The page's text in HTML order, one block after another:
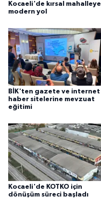
Kocaeli'de kırsal mahalleye
modern yol
BİK'ten gazete ve internet
haber sitelerine mevzuat
eğitimi
Kocaeli'de KOTKO için
dönüşüm süreci başladı